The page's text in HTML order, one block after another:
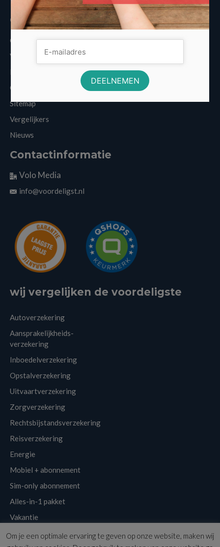
Overige informatie
Over Voordeligst.nl
Veelgestelde vragen
Disclaimer
Cookies
Sitemap
Vergelijkers
Nieuws
Contactinformatie
Volo Media
info@voordeligst.nl
wij vergelijken de voordeligste
Autoverzekering
Aansprakelijkheids-
verzekering
Inboedelverzekering
Opstalverzekering
Uitvaartverzekering
Zorgverzekering
Rechtsbijstandsverzekering
Reisverzekering
Energie
Mobiel + abonnement
Sim-only abonnement
Alles-in-1 pakket
Vakantie
Klantenservice Links Disclaimer Sitemap
Om je een optimale ervaring te geven op onze website, maken wij